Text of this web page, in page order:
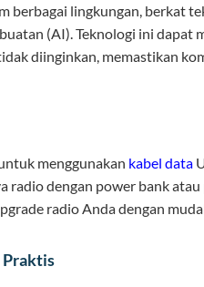
berbagai lingkungan, berkat
(AI). Teknologi ini dapat
diinginkan, memastikan
menggunakan kabel data
radio dengan power bank atau
radio Anda dengan
Praktis